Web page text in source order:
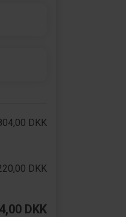
DKK
DKK
DKK